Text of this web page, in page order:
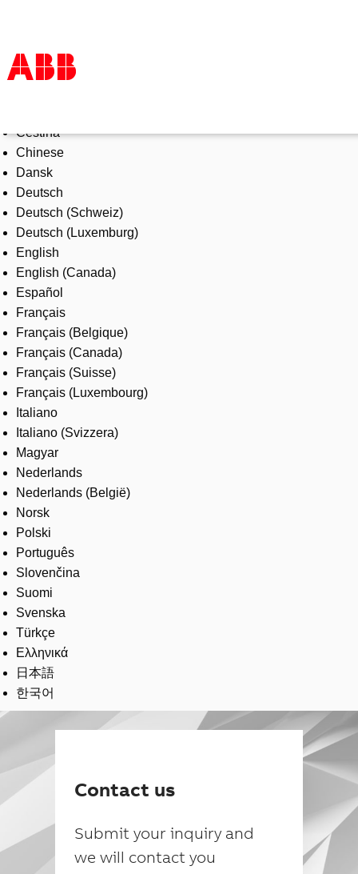
Products & Solutions
Industries
Services
About us
Where to buy
Contact us
Careers
Čeština
Chinese
Dansk
Deutsch
Deutsch (Schweiz)
Deutsch (Luxemburg)
English
English (Canada)
Español
Français
Français (Belgique)
Français (Canada)
Français (Suisse)
Français (Luxembourg)
Italiano
Italiano (Svizzera)
Magyar
Nederlands
Nederlands (België)
Norsk
Polski
Português
Slovenčina
Suomi
Svenska
Türkçe
Ελληνικά
日本語
한국어
Contact us
Submit your inquiry and
we will contact you